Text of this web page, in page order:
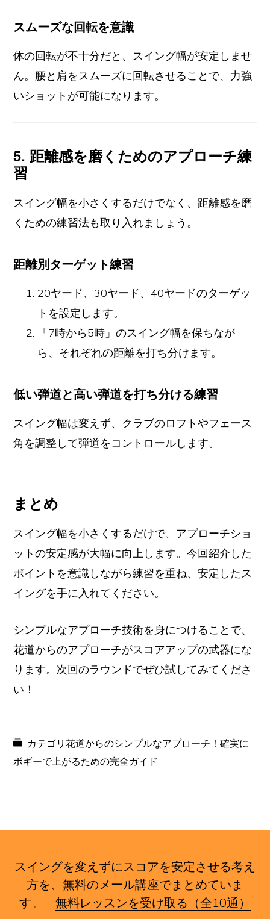
スムーズな回転を意識
体の回転が不十分だと、スイング幅が安定しませ
ん。腰と肩をスムーズに回転させることで、力強
いショットが可能になります。
5. 距離感を磨くためのアプローチ練
習
スイング幅を小さくするだけでなく、距離感を磨
くための練習法も取り入れましょう。
距離別ターゲット練習
20ヤード、30ヤード、40ヤードのターゲッ
トを設定します。
「7時から5時」のスイング幅を保ちなが
ら、それぞれの距離を打ち分けます。
低い弾道と高い弾道を打ち分ける練習
スイング幅は変えず、クラブのロフトやフェース
角を調整して弾道をコントロールします。
まとめ
スイング幅を小さくするだけで、アプローチショ
ットの安定感が大幅に向上します。今回紹介した
ポイントを意識しながら練習を重ね、安定したス
イングを手に入れてください。
シンプルなアプローチ技術を身につけることで、
花道からのアプローチがスコアアップの武器にな
ります。次回のラウンドでぜひ試してみてくださ
い！
カテゴリ花道からのシンプルなアプローチ！確実に
ボギーで上がるための完全ガイド
スイングを変えずにスコアを安定させる考え
方を、無料のメール講座でまとめていま
す。 無料レッスンを受け取る（全10通）